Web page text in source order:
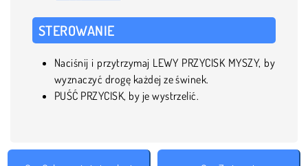
STEROWANIE
Naciśnij i przytrzymaj LEWY PRZYCISK MYSZY, by
wyznaczyć drogę każdej ze świnek.
PUŚĆ PRZYCISK, by je wystrzelić.